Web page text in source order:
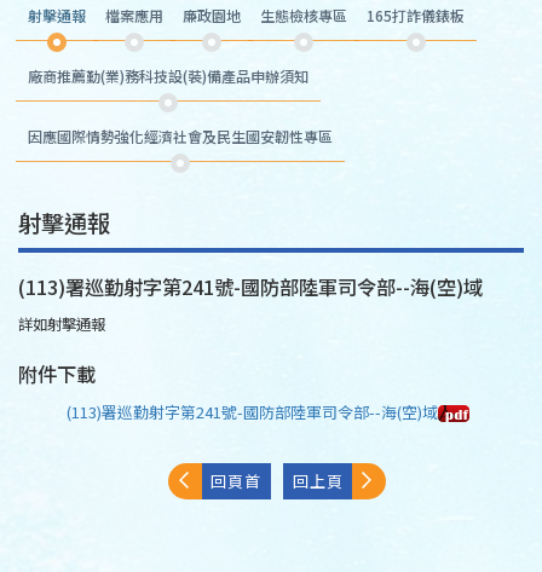
射擊通報 檔案應用 廉政園地 生態檢核專區 165打詐儀錶板
廠商推薦勤(業)務科技設(裝)備產品申辦須知
因應國際情勢強化經濟社會及民生國安韌性專區
射擊通報
(113)署巡勤射字第241號-國防部陸軍司令部--海(空)域
詳如射擊通報
附件下載
(113)署巡勤射字第241號-國防部陸軍司令部--海(空)域
回頁首 回上頁